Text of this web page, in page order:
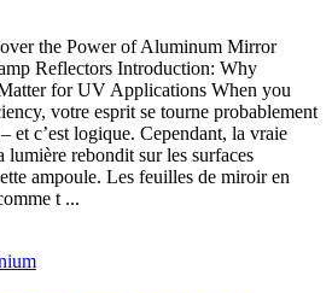
the Power of Aluminum Mirror
Reflectors Introduction: Why
for UV Applications When you
, votre esprit se tourne probablement
et c’est logique. Cependant, la vraie
lumière rebondit sur les surfaces
ampoule. Les feuilles de miroir en
t ...